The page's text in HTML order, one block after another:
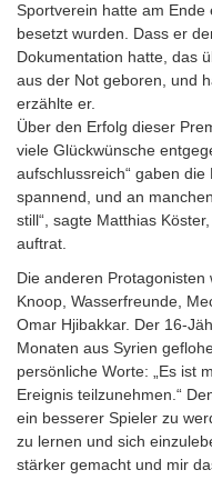
Sportverein hatte am Ende
besetzt wurden. Dass er
Dokumentation hatte, das
aus der Not geboren, und
erzählte er.
Über den Erfolg dieser
viele Glückwünsche
aufschlussreich“ gaben
spannend, und an
still“, sagte Matthias
auftrat.
Die anderen
Knoop, Wasserfreunde,
Omar Hjibakkar. Der 16-
Monaten aus Syrien
persönliche Worte: „Es ist
Ereignis teilzunehmen.“
ein besserer Spieler zu
zu lernen und sich
stärker gemacht und mir